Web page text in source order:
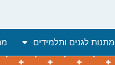
מתנות לגנים ותלמידים